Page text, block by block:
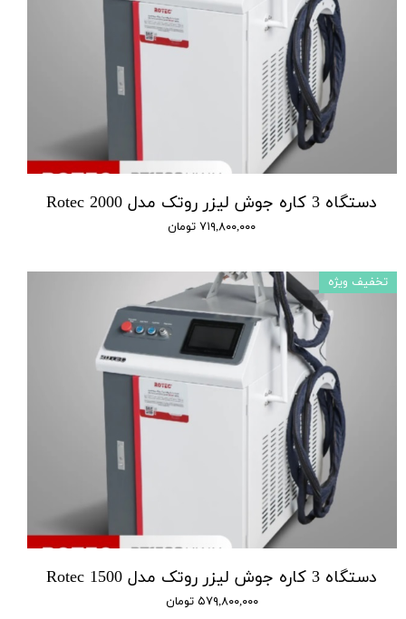
دستگاه 3 کاره جوش لیزر روتک مدل 2000 Rotec
۷۱۹,۸۰۰,۰۰۰ تومان
دستگاه 3 کاره جوش لیزر روتک مدل 1500 Rotec
۵۷۹,۸۰۰,۰۰۰ تومان
تخفیف ویژه